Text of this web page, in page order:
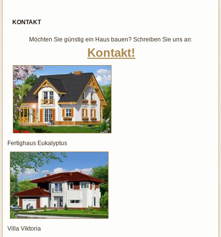
KONTAKT
Möchten Sie günstig ein Haus bauen? Schreiben Sie uns an:
Kontakt!
Fertighaus Eukalyptus
Villa Viktoria